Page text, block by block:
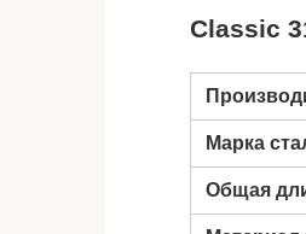
Classic
Марка
Общая